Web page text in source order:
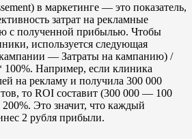
в маркетинге — это показатель,
затрат на рекламные
с полученной прибылью. Чтобы
используется следующая
— Затраты на кампанию) /
Например, если клиника
на рекламу и получила 300 000
то ROI составит (300 000 — 100
Это значит, что каждый
2 рубля прибыли.